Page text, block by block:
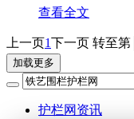
查看全文
上一页1下一页 转至第
加载更多
护栏网资讯